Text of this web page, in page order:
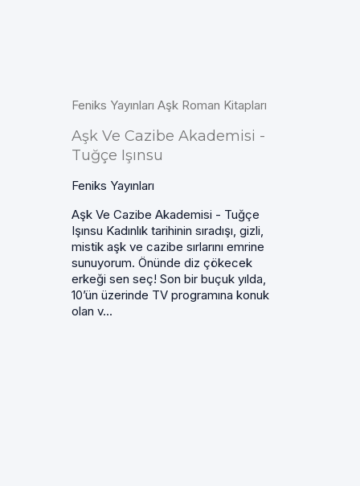
Feniks Yayınları Aşk Roman Kitapları
Aşk Ve Cazibe Akademisi -
Tuğçe Işınsu
Feniks Yayınları
Aşk Ve Cazibe Akademisi - Tuğçe
Işınsu Kadınlık tarihinin sıradışı, gizli,
mistik aşk ve cazibe sırlarını emrine
sunuyorum. Önünde diz çökecek
erkeği sen seç! Son bir buçuk yılda,
10’ün üzerinde TV programına konuk
olan v...